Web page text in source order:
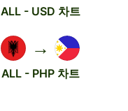
ALL - USD 차트
→
ALL - PHP 차트